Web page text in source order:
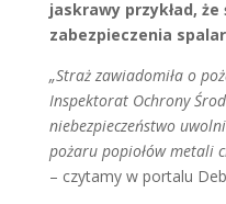
jaskrawy przykład,
zabezpieczenia
„Straż zawiadomiła o
Inspektorat Ochrony
niebezpieczeństwo
pożaru popiołów metali
– czytamy w portalu